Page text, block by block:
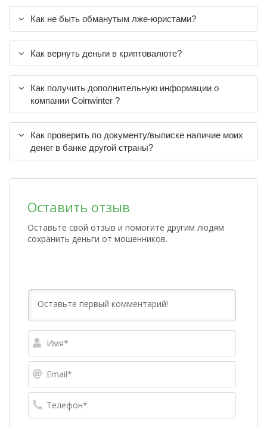
Как не быть обманутым лже-юристами?
Как вернуть деньги в криптовалюте?
Как получить дополнительную информации о
компании Coinwinter ?
Как проверить по документу/выписке наличие моих
денег в банке другой страны?
Оставить отзыв
Оставьте свой отзыв и помогите другим людям
сохранить деньги от мошенников.